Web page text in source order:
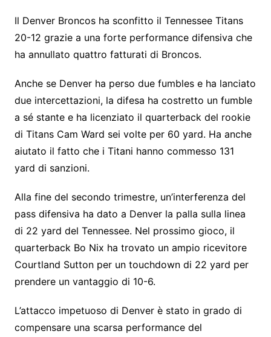
Il Denver Broncos ha sconfitto il Tennessee Titans
20-12 grazie a una forte performance difensiva che
ha annullato quattro fatturati di Broncos.
Anche se Denver ha perso due fumbles e ha lanciato
due intercettazioni, la difesa ha costretto un fumble
a sé stante e ha licenziato il quarterback del rookie
di Titans Cam Ward sei volte per 60 yard. Ha anche
aiutato il fatto che i Titani hanno commesso 131
yard di sanzioni.
Alla fine del secondo trimestre, un’interferenza del
pass difensiva ha dato a Denver la palla sulla linea
di 22 yard del Tennessee. Nel prossimo gioco, il
quarterback Bo Nix ha trovato un ampio ricevitore
Courtland Sutton per un touchdown di 22 yard per
prendere un vantaggio di 10-6.
L’attacco impetuoso di Denver è stato in grado di
compensare una scarsa performance del